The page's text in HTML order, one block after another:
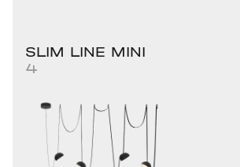
SLIM LINE MINI
4